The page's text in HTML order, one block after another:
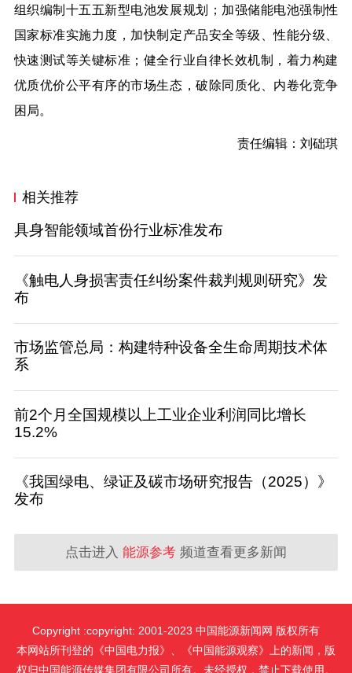
组织编制十五五新型电池发展规划；加强储能电池强制性
国家标准实施力度，加快制定产品安全等级、性能分级、
快速测试等关键标准；健全行业自律长效机制，着力构建
优质优价公平有序的市场生态，破除同质化、内卷化竞争
困局。
责任编辑：刘础琪
相关推荐
具身智能领域首份行业标准发布
《触电人身损害责任纠纷案件裁判规则研究》发
布
市场监管总局：构建特种设备全生命周期技术体
系
前2个月全国规模以上工业企业利润同比增长
15.2%
《我国绿电、绿证及碳市场研究报告（2025）》
发布
点击进入 能源参考 频道查看更多新闻
Copyright :copyright: 2001-2023 中国能源新闻网 版权所有
本网站所刊登的《中国电力报》、《中国能源观察》上的新闻，版
权归中国能源传媒集团有限公司所有。未经授权，禁止下载使用。